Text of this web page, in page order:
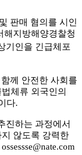
판매 혐의를 시인
해지방해양경찰청
기인을 긴급체포
께 안전한 사회를
체류 외국인의
다.
진하는 과정에서
않도록 강력한
ossessse@nate.com